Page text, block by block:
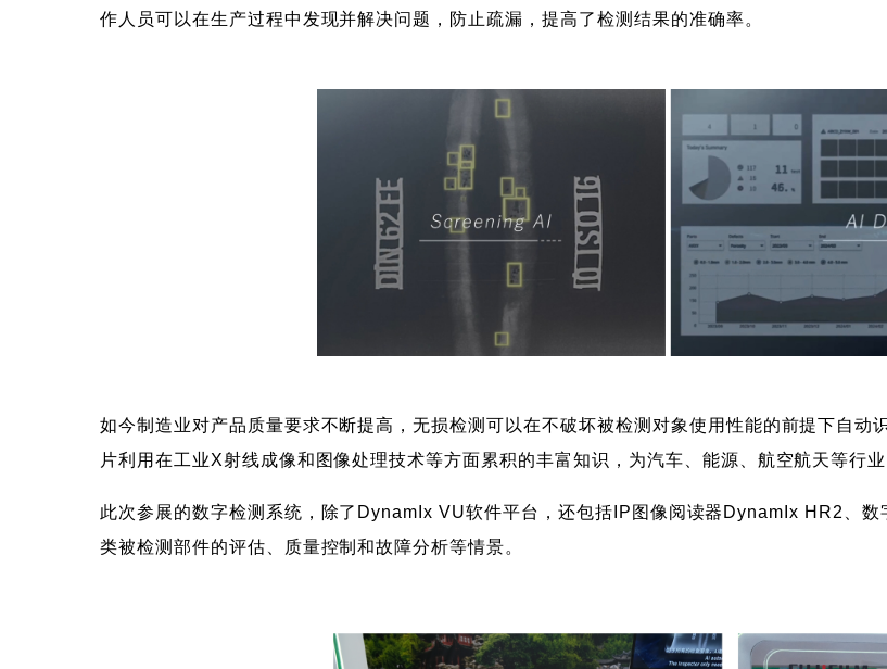
作人员可以在生产过程中发现并解决问题，防止疏漏，提高了检测结果的准确率。
如今制造业对产品质量要求不断提高，无损检测可以在不破坏被检测对象使用性能的前提下自动
片利用在工业X射线成像和图像处理技术等方面累积的丰富知识，为汽车、能源、航空航天等行
此次参展的数字检测系统，除了DynamIx VU软件平台，还包括IP图像阅读器DynamIx HR2、
类被检测部件的评估、质量控制和故障分析等情景。